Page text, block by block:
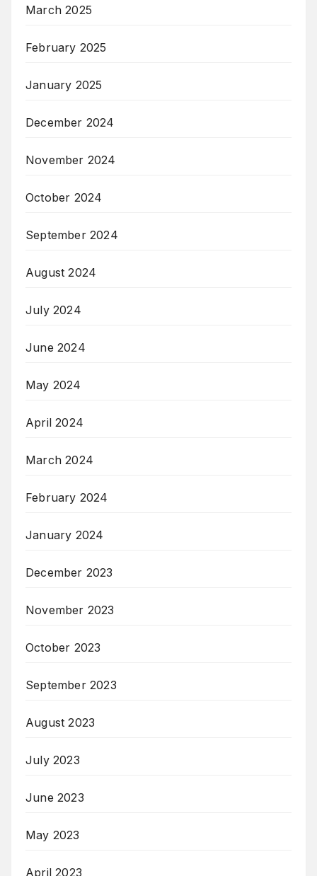
March 2025
February 2025
January 2025
December 2024
November 2024
October 2024
September 2024
August 2024
July 2024
June 2024
May 2024
April 2024
March 2024
February 2024
January 2024
December 2023
November 2023
October 2023
September 2023
August 2023
July 2023
June 2023
May 2023
April 2023